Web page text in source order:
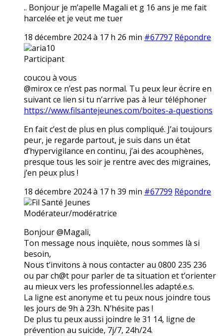
.. Bonjour je m’apelle Magali et g 16 ans je me fait
harcelée et je veut me tuer
18 décembre 2024 à 17 h 26 min #67797 Répondre
aria10
Participant
coucou à vous
@mirox ce n’est pas normal. Tu peux leur écrire en
suivant ce lien si tu n’arrive pas à leur téléphoner
https://www.filsantejeunes.com/boites-a-questions
En fait c’est de plus en plus compliqué. J’ai toujours
peur, je regarde partout, je suis dans un état
d’hypervigilance en continu, j’ai des acouphènes,
presque tous les soir je rentre avec des migraines,
j’en peux plus !
18 décembre 2024 à 17 h 39 min #67799 Répondre
Fil Santé Jeunes
Modérateur/modératrice
Bonjour @Magali,
Ton message nous inquiète, nous sommes là si
besoin,
Nous t’invitons à nous contacter au 0800 235 236
ou par ch@t pour parler de ta situation et t’orienter
au mieux vers les professionnel.les adapté.e.s.
La ligne est anonyme et tu peux nous joindre tous
les jours de 9h à 23h. N’hésite pas !
De plus tu peux aussi joindre le 31 14, ligne de
prévention au suicide, 7j/7, 24h/24.